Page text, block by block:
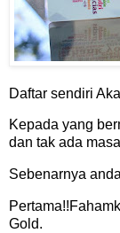
Daftar sendiri
Kepada yang
dan tak ada
Sebenarnya
Gold.